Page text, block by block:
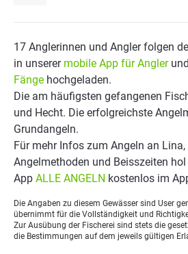
17 Anglerinnen und Angler folgen
in unserer mobile App für Angler
Fänge hochgeladen.
Die am häufigsten gefangenen
und Hecht. Die erfolgreichste
Grundangeln.
Für mehr Infos zum Angeln an Lina,
Angelmethoden und Beisszeiten
App ALLE ANGELN kostenlos im
Die Angaben zu diesem Gewässer sind User
übernimmt für die Vollständigkeit und
Zur Ausübung der Fischerei sind stets die
die Bestimmungen auf dem jeweils gültigen